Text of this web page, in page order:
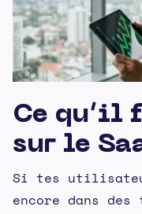
Ce qu’il
sur le
Si tes
encore dans